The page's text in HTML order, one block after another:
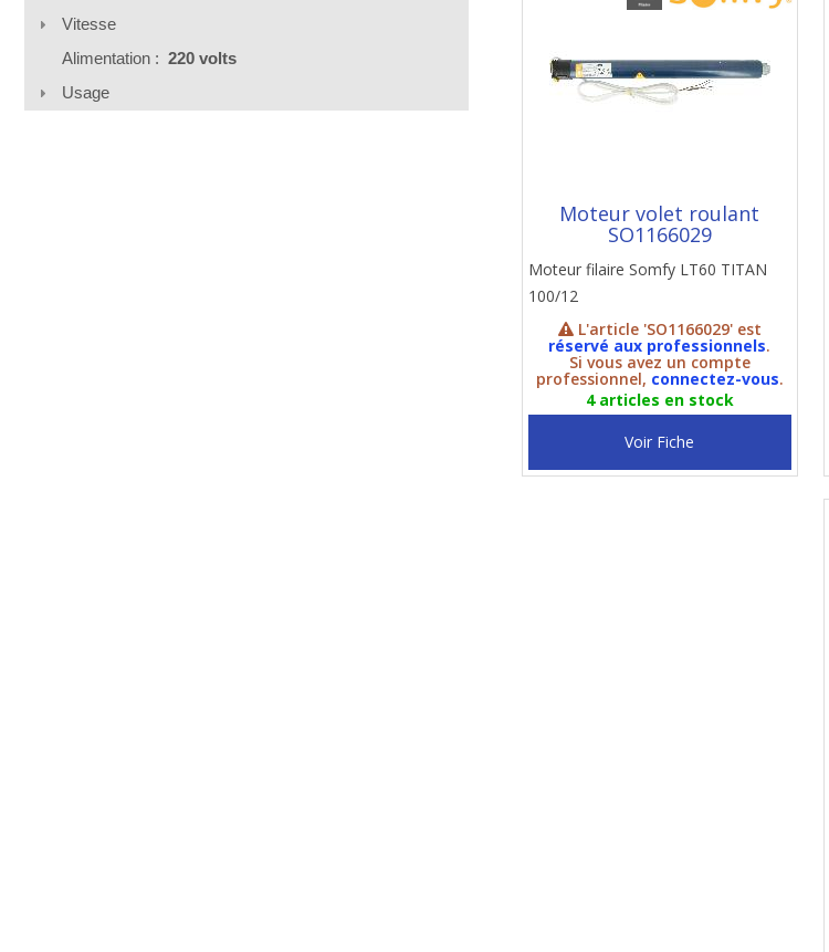
Vitesse
Alimentation : 220 volts
Usage
Moteur volet roulant
SO1166029
Moteur filaire Somfy LT60 TITAN
100/12
L'article 'SO1166029' est
réservé aux professionnels.
Si vous avez un compte
professionnel, connectez-vous.
4 articles en stock
Voir Fiche